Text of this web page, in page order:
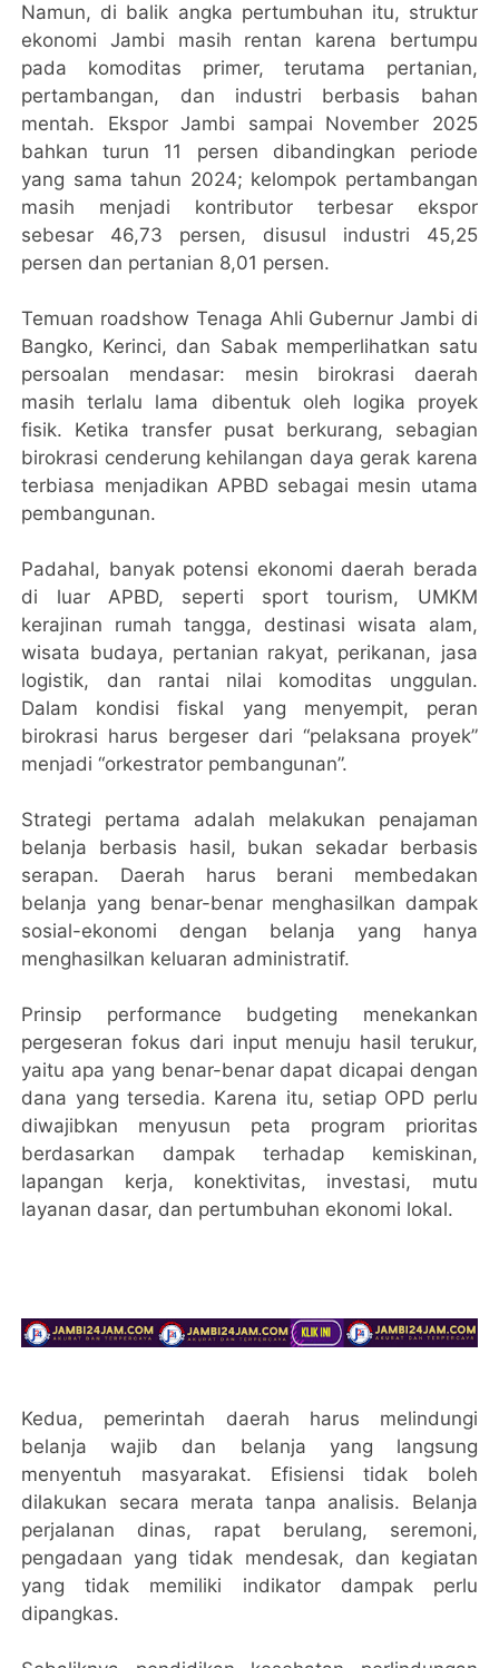
Namun, di balik angka pertumbuhan itu, struktur
ekonomi Jambi masih rentan karena bertumpu
pada komoditas primer, terutama pertanian,
pertambangan, dan industri berbasis bahan
mentah. Ekspor Jambi sampai November 2025
bahkan turun 11 persen dibandingkan periode
yang sama tahun 2024; kelompok pertambangan
masih menjadi kontributor terbesar ekspor
sebesar 46,73 persen, disusul industri 45,25
persen dan pertanian 8,01 persen.
Temuan roadshow Tenaga Ahli Gubernur Jambi di
Bangko, Kerinci, dan Sabak memperlihatkan satu
persoalan mendasar: mesin birokrasi daerah
masih terlalu lama dibentuk oleh logika proyek
fisik. Ketika transfer pusat berkurang, sebagian
birokrasi cenderung kehilangan daya gerak karena
terbiasa menjadikan APBD sebagai mesin utama
pembangunan.
Padahal, banyak potensi ekonomi daerah berada
di luar APBD, seperti sport tourism, UMKM
kerajinan rumah tangga, destinasi wisata alam,
wisata budaya, pertanian rakyat, perikanan, jasa
logistik, dan rantai nilai komoditas unggulan.
Dalam kondisi fiskal yang menyempit, peran
birokrasi harus bergeser dari “pelaksana proyek”
menjadi “orkestrator pembangunan”.
Strategi pertama adalah melakukan penajaman
belanja berbasis hasil, bukan sekadar berbasis
serapan. Daerah harus berani membedakan
belanja yang benar-benar menghasilkan dampak
sosial-ekonomi dengan belanja yang hanya
menghasilkan keluaran administratif.
Prinsip performance budgeting menekankan
pergeseran fokus dari input menuju hasil terukur,
yaitu apa yang benar-benar dapat dicapai dengan
dana yang tersedia. Karena itu, setiap OPD perlu
diwajibkan menyusun peta program prioritas
berdasarkan dampak terhadap kemiskinan,
lapangan kerja, konektivitas, investasi, mutu
layanan dasar, dan pertumbuhan ekonomi lokal.
Kedua, pemerintah daerah harus melindungi
belanja wajib dan belanja yang langsung
menyentuh masyarakat. Efisiensi tidak boleh
dilakukan secara merata tanpa analisis. Belanja
perjalanan dinas, rapat berulang, seremoni,
pengadaan yang tidak mendesak, dan kegiatan
yang tidak memiliki indikator dampak perlu
dipangkas.